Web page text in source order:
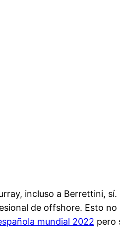
incluso a Berrettini,
de offshore. Esto
mundial 2022 pero